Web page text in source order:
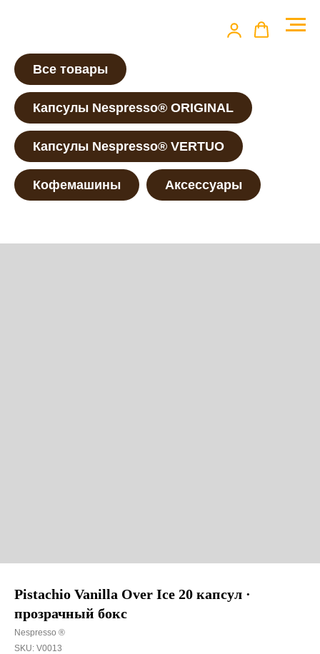
Все товары
Капсулы Nespresso® ORIGINAL
Капсулы Nespresso® VERTUO
Кофемашины Аксессуары
Pistachio Vanilla Over Ice 20 капсул ·
прозрачный бокс
Nespresso ®
SKU: V0013